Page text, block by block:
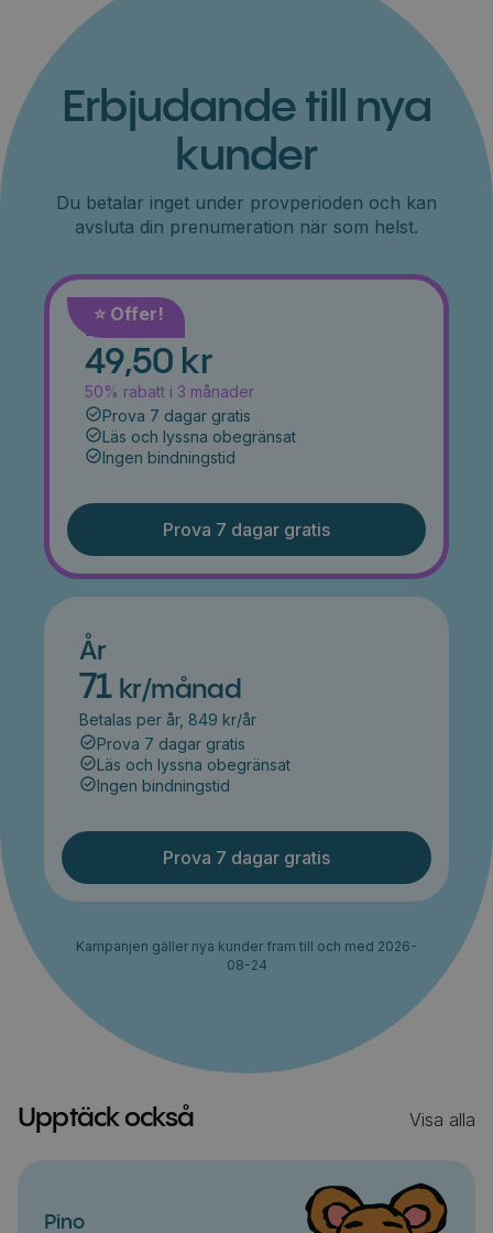
Erbjudande till nya
kunder
Du betalar inget under provperioden och kan
avsluta din prenumeration när som helst.
⭐️ Offer!
Månad
49,50 kr
50% rabatt i 3 månader
Prova 7 dagar gratis
Läs och lyssna obegränsat
Ingen bindningstid
Prova 7 dagar gratis
År
71 kr/månad
Betalas per år, 849 kr/år
Prova 7 dagar gratis
Läs och lyssna obegränsat
Ingen bindningstid
Prova 7 dagar gratis
Kampanjen gäller nya kunder fram till och med 2026-
08-24
Upptäck också Visa alla
Pino